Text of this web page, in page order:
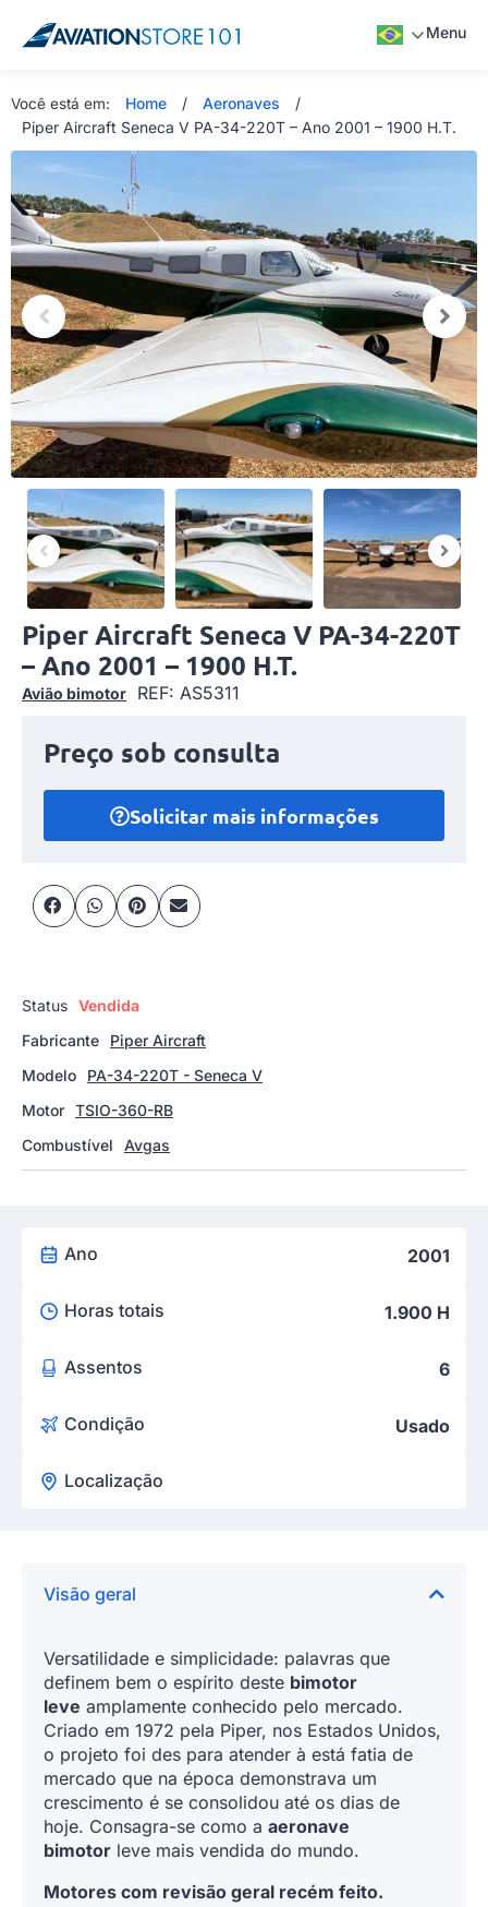
Menu
Você está em: Home / Aeronaves
/
Piper Aircraft Seneca V PA-34-220T – Ano 2001 – 1900 H.T.
Piper Aircraft Seneca V PA-34-220T
– Ano 2001 – 1900 H.T.
Avião bimotor REF: AS5311
Preço sob consulta
Solicitar mais informações
Status Vendida
Fabricante
Piper Aircraft
Modelo
PA-34-220T - Seneca V
Motor TSIO-360-RB
Combustível
Avgas
Ano 2001
Horas totais 1.900 H
Assentos 6
Condição Usado
Localização
Visão geral
Versatilidade e simplicidade: palavras que
definem bem o espírito deste bimotor
leve amplamente conhecido pelo mercado.
Criado em 1972 pela Piper, nos Estados Unidos,
o projeto foi des para atender à está fatia de
mercado que na época demonstrava um
crescimento é se consolidou até os dias de
hoje. Consagra-se como a aeronave
bimotor leve mais vendida do mundo.
Motores com revisão geral recém feito.